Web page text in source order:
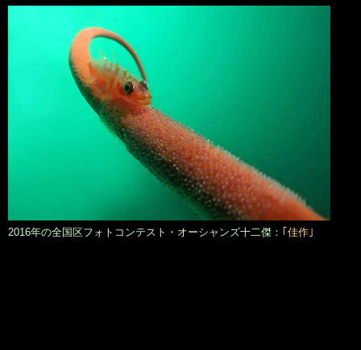
2016年の全国区フォトコンテスト・オーシャンズ十二傑： ｢佳作｣